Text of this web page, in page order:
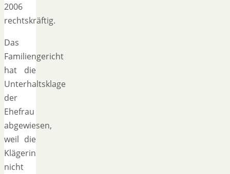
2006
rechtskräftig.
Das
Familiengericht
hat die
Unterhaltsklage
der
Ehefrau
abgewiesen,
weil die
Klägerin
nicht